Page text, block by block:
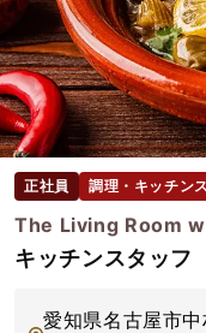
正社員 調理・キッチン
The Living Room
キッチンスタッフ
愛知県名古屋市